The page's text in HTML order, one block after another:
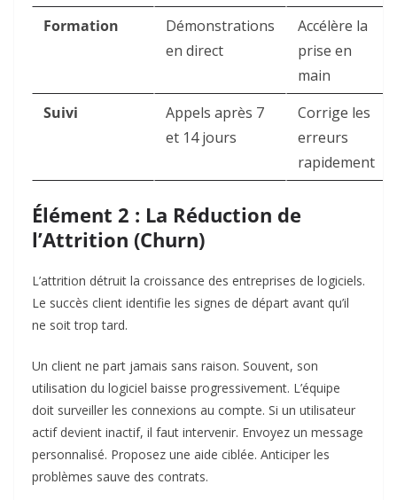
Formation
Démonstrations
en direct
Accélère la
prise en
main
Suivi
Appels après 7
et 14 jours
Corrige les
erreurs
rapidement
Élément 2 : La Réduction de
l’Attrition (Churn)
L’attrition détruit la croissance des entreprises de logiciels.
Le succès client identifie les signes de départ avant qu’il
ne soit trop tard.
Un client ne part jamais sans raison. Souvent, son
utilisation du logiciel baisse progressivement. L’équipe
doit surveiller les connexions au compte. Si un utilisateur
actif devient inactif, il faut intervenir. Envoyez un message
personnalisé. Proposez une aide ciblée. Anticiper les
problèmes sauve des contrats.